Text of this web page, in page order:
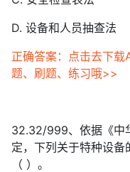
D. 设备和人员抽查法
正确答案：点击去下载
题、刷题、练习哦>>
32.32/999、依据《中
定，下列关于特种设
（ ）。